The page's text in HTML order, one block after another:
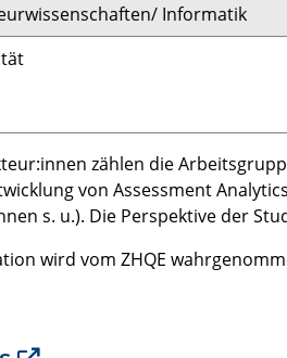
Informatik
zählen die
von Assessment
s. u.). Die Perspektive der
wird vom ZHQE